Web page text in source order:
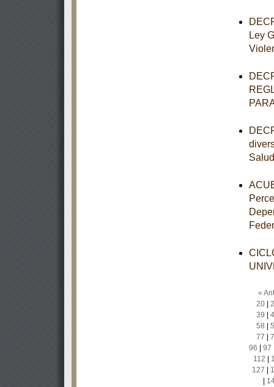
Ley
«
20|
39
58
77
96
97
112
127